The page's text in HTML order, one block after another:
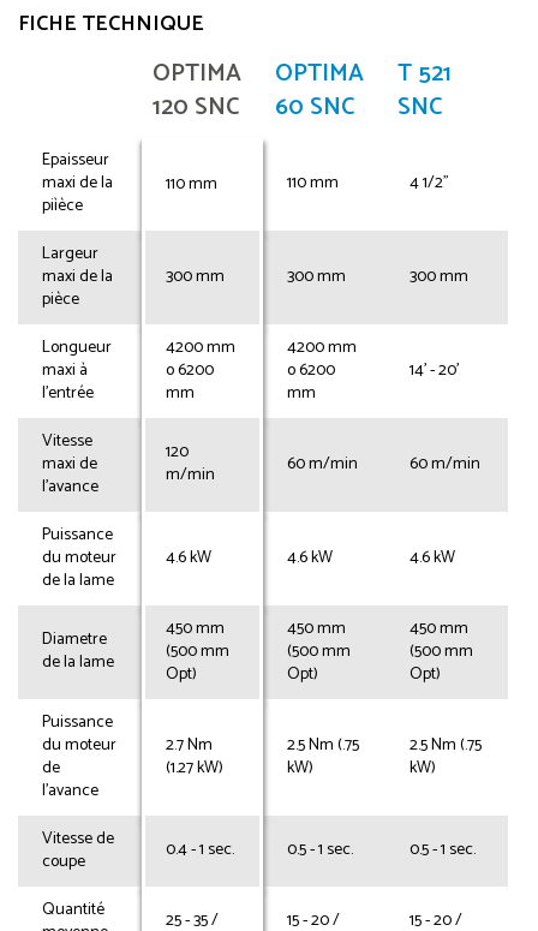
FICHE TECHNIQUE
OPTIMA
120 SNC
OPTIMA
60 SNC
T 521
SNC
Epaisseur
maxi de la
piìèce
110 mm 110 mm 4 1/2"
Largeur
maxi de la
pièce
300 mm 300 mm 300 mm
Longueur
maxi à
l'entrée
4200 mm
o 6200
mm
4200 mm
o 6200
mm
14' - 20'
Vitesse
maxi de
l'avance
120
m/min
60 m/min 60 m/min
Puissance
du moteur
de la lame
4.6 kW 4.6 kW 4.6 kW
Diametre
de la lame
450 mm
(500 mm
Opt)
450 mm
(500 mm
Opt)
450 mm
(500 mm
Opt)
Puissance
du moteur
de
l'avance
2.7 Nm
(1.27 kW)
2.5 Nm (.75
kW)
2.5 Nm (.75
kW)
Vitesse de
coupe
0.4 - 1 sec. 0.5 - 1 sec. 0.5 - 1 sec.
Quantité
25 - 35 /
15 - 20 /
15 - 20 /